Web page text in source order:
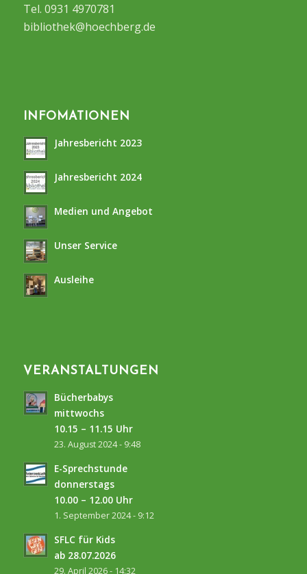
Tel. 0931 4970781
bibliothek@hoechberg.de
INFOMATIONEN
Jahresbericht 2023
Jahresbericht 2024
Medien und Angebot
Unser Service
Ausleihe
VERANSTALTUNGEN
Bücherbabys
mittwochs
10.15 – 11.15 Uhr
23. August 2024 - 9:48
E-Sprechstunde
donnerstags
10.00 – 12.00 Uhr
1. September 2024 - 9:12
SFLC für Kids
ab 28.07.2026
29. April 2026 - 14:32